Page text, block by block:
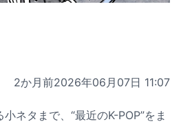
2か月前2026年06月07日 11:07
ネタまで、“最近のK-POP”をま